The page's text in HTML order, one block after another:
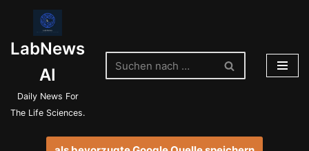
Inhalt
springen
LabNews
AI
Daily News For
The Life Sciences.